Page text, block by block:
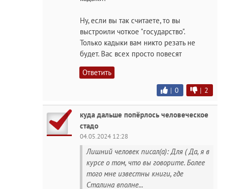
Ну, если вы так считаете, то вы
выстроили чоткое "государство".
Только кадыки вам никто резать не
будет. Вас всех просто повесят
Ответить
| 0 | 2
куда дальше попёрлось человеческое
стадо
04.05.2024 12:28
Лишний человек писал(а): Для ( Да, я в
курсе о том, что вы говорите. Более
того мне известны книги, где
Сталина вполне...